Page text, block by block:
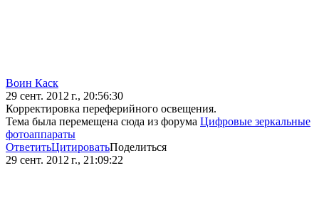
Воин Каск
29 сент. 2012 г., 20:56:30
Корректировка переферийного освещения.
Тема была перемещена сюда из форума Цифровые зеркальные
фотоаппараты
ОтветитьЦитироватьПоделиться
29 сент. 2012 г., 21:09:22